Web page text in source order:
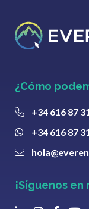
¿Cómo
+34 616 87
+34 616 87
¡Síguenos